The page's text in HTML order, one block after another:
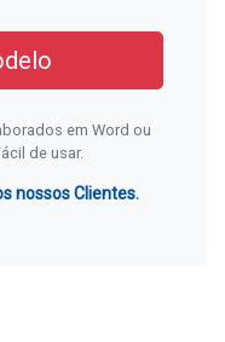
em Word ou
de usar.
nossos Clientes.